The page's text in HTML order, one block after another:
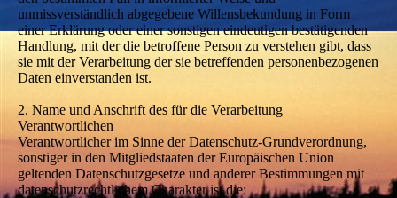
unmissverständlich abgegebene Willensbekundung in Form
einer Erklärung oder einer sonstigen eindeutigen bestätigenden
Handlung, mit der die betroffene Person zu verstehen gibt, dass
sie mit der Verarbeitung der sie betreffenden personenbezogenen
Daten einverstanden ist.
2. Name und Anschrift des für die Verarbeitung
Verantwortlichen
Verantwortlicher im Sinne der Datenschutz-Grundverordnung,
sonstiger in den Mitgliedstaaten der Europäischen Union
geltenden Datenschutzgesetze und anderer Bestimmungen mit
datenschutzrechtlichem Charakter ist die: